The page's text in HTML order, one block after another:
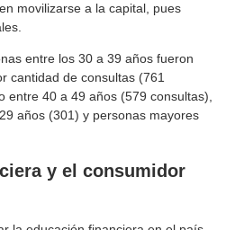
movilizarse a la capital, pues
entre los 30 a 39 años fueron
cantidad de consultas (761
entre 40 a 49 años (579 consultas),
años (301) y personas mayores
y el consumidor